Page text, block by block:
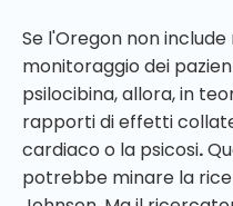
Se l'Oregon non
monitoraggio dei
psilocibina, allora, in
rapporti di effetti
cardiaco o la psicosi.
potrebbe minare la